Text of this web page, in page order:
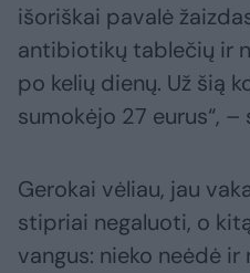
išoriškai pavalė
antibiotikų tablečių ir
po kelių dienų. Už šią
sumokėjo 27 eurus“, –
Gerokai vėliau, jau
stipriai negaluoti, o
vangus: nieko neėdė